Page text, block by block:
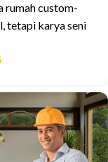
rumah custom-
tetapi karya seni